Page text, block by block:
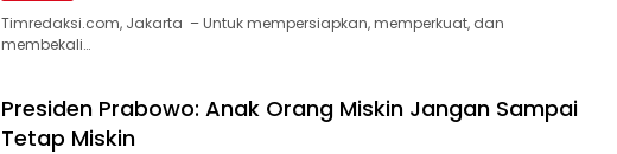
Timredaksi.com, Jakarta – Untuk mempersiapkan, memperkuat, dan
membekali…
Presiden Prabowo: Anak Orang Miskin Jangan Sampai
Tetap Miskin